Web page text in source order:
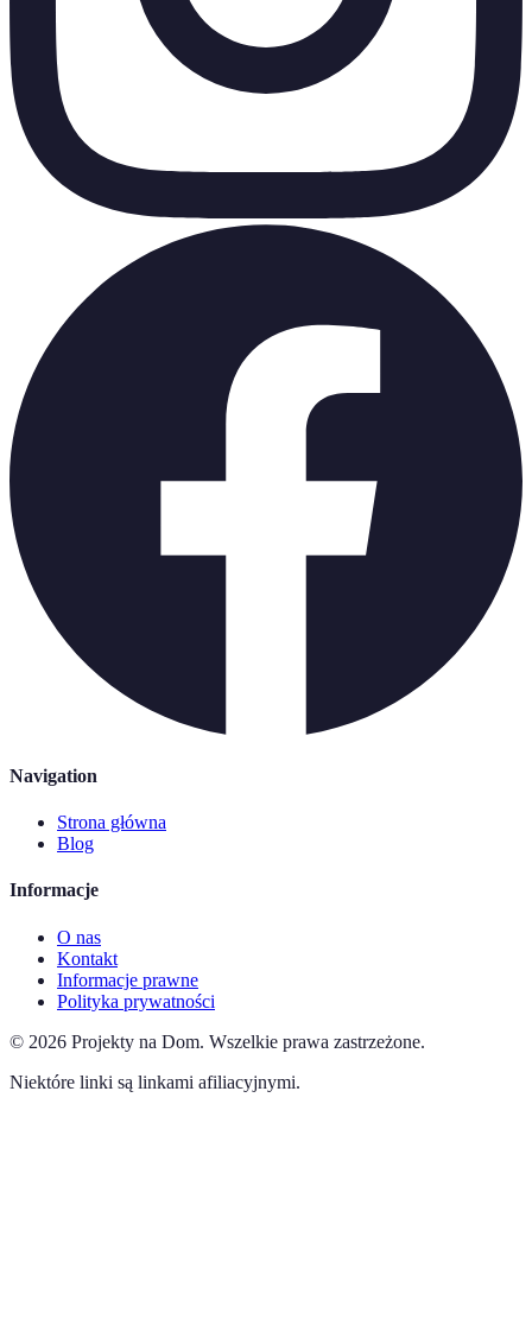
Navigation
Strona główna
Blog
Informacje
O nas
Kontakt
Informacje prawne
Polityka prywatności
© 2026 Projekty na Dom. Wszelkie prawa zastrzeżone.
Niektóre linki są linkami afiliacyjnymi.